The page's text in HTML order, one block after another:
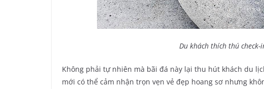
Du khách thích thú
Không phải tự nhiên mà bãi đá này lại thu hút khách du
mới có thể cảm nhận trọn vẹn vẻ đẹp hoang sơ nhưng